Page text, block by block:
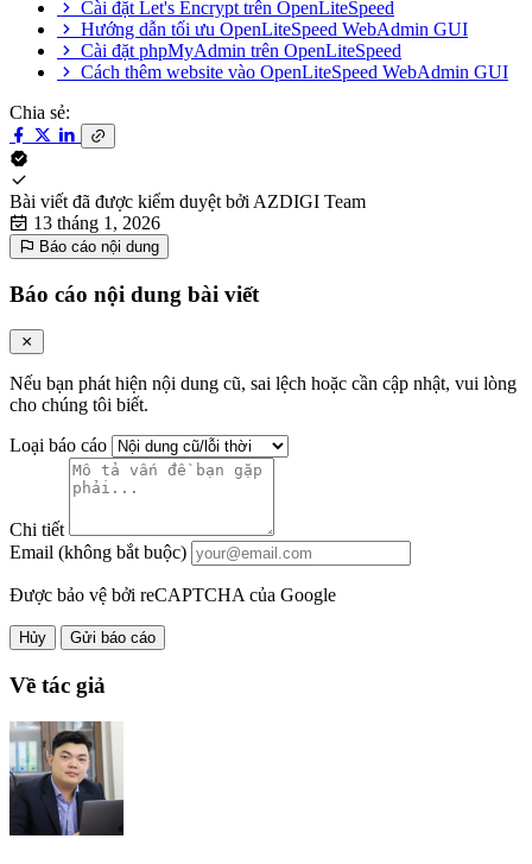
Cài đặt Let's Encrypt trên OpenLiteSpeed
Hướng dẫn tối ưu OpenLiteSpeed WebAdmin GUI
Cài đặt phpMyAdmin trên OpenLiteSpeed
Cách thêm website vào OpenLiteSpeed WebAdmin GUI
Chia sẻ:
Bài viết đã được kiểm duyệt bởi AZDIGI Team
13 tháng 1, 2026
Báo cáo nội dung
Báo cáo nội dung bài viết
Nếu bạn phát hiện nội dung cũ, sai lệch hoặc cần cập nhật, vui lòng
cho chúng tôi biết.
Loại báo cáo
Chi tiết
Email (không bắt buộc)
Được bảo vệ bởi reCAPTCHA của Google
Hủy Gửi báo cáo
Về tác giả